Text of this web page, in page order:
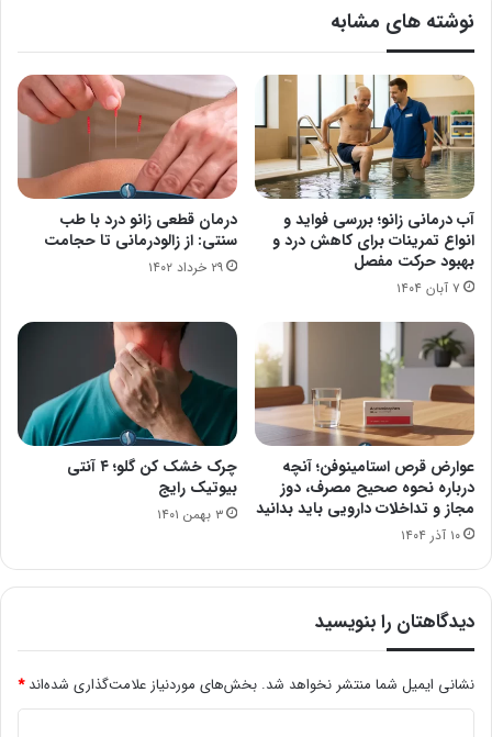
نوشته های مشابه
آب درمانی زانو؛ بررسی فواید و
انواع تمرینات برای کاهش درد و
بهبود حرکت مفصل
۷ آبان ۱۴۰۴
درمان قطعی زانو درد با طب
سنتی: از زالودرمانی تا حجامت
۲۹ خرداد ۱۴۰۲
عوارض قرص استامینوفن؛ آنچه
درباره نحوه صحیح مصرف، دوز
مجاز و تداخلات دارویی باید بدانید
۱۰ آذر ۱۴۰۴
چرک خشک کن گلو؛ ۴ آنتی
بیوتیک رایج
۳ بهمن ۱۴۰۱
دیدگاهتان را بنویسید
نشانی ایمیل شما منتشر نخواهد شد. بخش‌های موردنیاز علامت‌گذاری شده‌اند*